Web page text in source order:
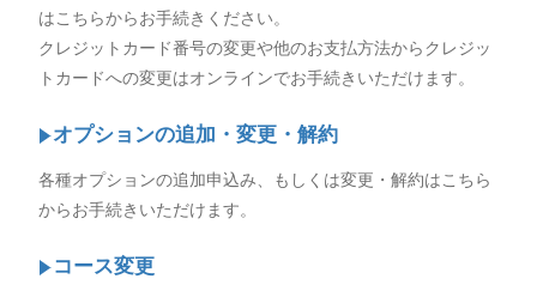
はこちらからお手続きください。
クレジットカード番号の変更や他のお支払方法からクレジッ
トカードへの変更はオンラインでお手続きいただけます。
オプションの追加・変更・解約
各種オプションの追加申込み、もしくは変更・解約はこちら
からお手続きいただけます。
コース変更